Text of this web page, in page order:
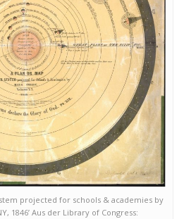
projected for schools & academies by
1846’ Aus der Library of Congress: